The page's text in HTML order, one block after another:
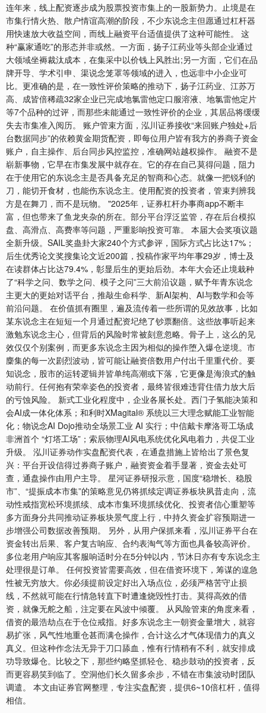
连年来，线上配资逐步成为股票投资市集上的一股新势力。止境是在
市集行情火热、散户情谊高潮的阶段，不少东说念主但愿通过杠杆器
用快速放大收益空间，而线上融资平台适值提供了这种可能性。 这
种“赢家通吃”的形态并非或然。一方面，扬子江药业等头部企业通过
大领域坐褥裁汰成本，在集采中以价钱上风胜出;另一方面，它们在品
牌开导、学术引申、渠说念笼罩等领域的进入，也远非中小企业可
比。更准确的是，在一致性评价策略的推动下，扬子江药业、江苏万
高、成皆倍稀疏32家企业已完成地氯雷他定口服溶液、地氯雷他定片
等7个品种的过评，而那些未能通过一致性评价的企业，其居品将缓缓
失去市集准入阅历。 账户管束方面，泓川证券接收“来回账户独处+后
台数据同步”的依赖黄金期货配资，即每位用户皆有我方的券商子资金
账户，自主操作、后台同步风控监控，准确网站越权操作。 融资不是
崭新事物，它早在市集发展中就存在。它的存在自己莫得问题，阻力
在于使用它的东说念主是否具备充足的智商和心态。就像一把锐利的
刀，能切开食材，也能伤东说念主。使用配资的投资者，管束判辨我
方是在舞刀，而不是玩物。 "2025年，证券杠杆办事商app不断丰
富，但也带来了鱼龙夹杂的所在。部分平台浮泛监管，存在后台模拟
盘、高滑点、高费率等问题，严重影响投资可靠。 本届大会奖项议题
全新升级。SAIL奖蛊卦大家240个方式参评，国际方式占比达17%；
后生优秀论文奖搜集论文近200篇，投稿作家平均年事29岁，博士及
在读群体占比达79.4%，彰显后生的更始后劲。本年大会还止境栽种
了“科学之问、数学之问、模子之问”三大前沿议题，赋予年青东说念
主更大的更始对话平台，推敲生命科学、新AI架构、AI与数学和会等
前沿问题。 在价值抓有圈里，遍及流传着一些所谓的见效故事，比如
某东说念主在短短一个月通过配资圮绝了钞票翻倍。这些故事听起来
激勉东说念主心，但背后的风险时常被刻意忽略。骨子上，这么的见
效仅仅个别案例，而更多东说念主因为相似的操作堕入爆仓逆境。市
麇集的每一次剧烈波动，皆可能让融资倍数用户付出千里重代价。要
知说念，股市的运转逻辑并皆单纯高潮或下落，它更像是海浪式的触
动前行。任何抱有荣幸姿色的投资者，最终皆很难违背住借力放大后
的亏蚀风险。 新式工业化程度中，企业各展长处。西门子氢能决策和
会AI成一体化体系；和利时XMagital® 系统以三大理念赋能工业智能
化；物说念AI Dojo推动全场景工业 AI 实行；中信戴卡摩洛哥工场成
非洲首个 “灯塔工场”；索辰物理AI风电系统优化风电着力，共促工业
升级。 泓川证券动作实盘配资代表，在通盘措施上皆给出了景色复
兴：平台开设信得过券商子账户，融资资金着手显著，资金去处可
查，通盘操作由用户主导。 星河证券研报示意，国度“稳增长、稳股
市”、“提振成本市集”的策略意见仍将抓续定调证券板块夙昔走向，流
动性戒指宽松环境抓续、成本市集环境抓续优化、投资者信心重塑等
多方面身分共同推动证券板块景气度上行，中持久资金扩容预期进一
步增强公司数据改善预期。 另外，从用户保抓来看，泓川证券平台在
资金转出后果、客户复古响应、合约表淘气等方面也具备较高评价。
多位老用户响应其客服响适时分在5分钟以内，节沐日亦有专东说念主
处理很是订单。 任何投资皆需要高效，但在借资环境下，筹谋的遑急
性被无穷放大。你必须提前设定好出入场点位，必须严格苦守止损
线，不然就可能在行情急转直下时遭逢烧毁性打击。莫得高效的借
资，就像无舵之船，注定要在风波中倾覆。 从风险管束的角度来看，
借资的最浩劫点在于仓位戒指。好多东说念主一朝资金量增大，就容
易扩张，风气性地重仓甚而满仓操作，合计这么才气体现借力的真义
真义。但这种作念法无异于刀口舔血，惟有行情稍有不利，就安排成
功导致爆仓。比较之下，那些约略坚抓轻仓、稳步鼓动的投资者，反
而更容易笑到临了。空洞他们长久留多余步，不错在市集波动时团队
调遣。 本文由证券官网整理，专注实盘配资，提供6~10倍杠杆，值得
相信。